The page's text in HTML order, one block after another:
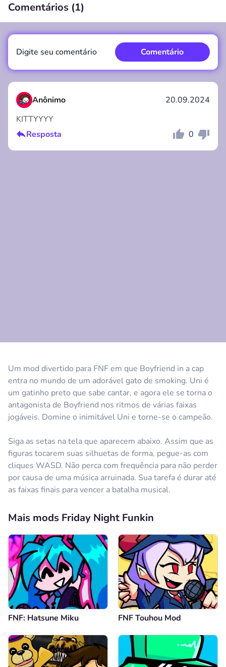
00:00 /
Um mod divertido para FNF em que Boyfriend in a cap
entra no mundo de um adorável gato de smoking. Uni é
um gatinho preto que sabe cantar, e agora ele se torna o
antagonista de Boyfriend nos ritmos de várias faixas
jogáveis. Domine o inimitável Uni e torne-se o campeão.
Siga as setas na tela que aparecem abaixo. Assim que as
figuras tocarem suas silhuetas de forma, pegue-as com
cliques WASD. Não perca com frequência para não perder
por causa de uma música arruinada. Sua tarefa é durar até
as faixas finais para vencer a batalha musical.
Comentários (1)
Anônimo
20.09.2024
KITTYYYY
Resposta
0
Digite seu comentário Comentário
Cancelar Comentário
Mais mods Friday Night Funkin
FNF: Hatsune Miku FNF Touhou Mod